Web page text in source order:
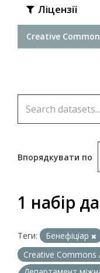
Ліцензії
Creative
Впорядкувати по
1 набір
Теги: Бенефіціар
Creative Commons